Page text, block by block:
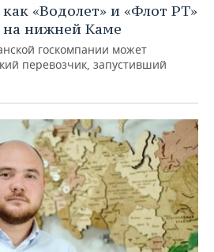
«Водолет» и «Флот РТ»
на нижней Каме
госкомпании может
перевозчик, запустивший